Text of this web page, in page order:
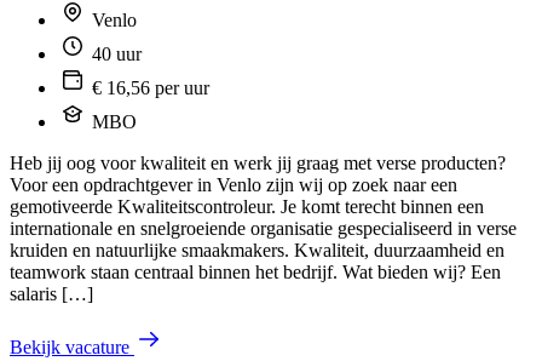
Venlo
40 uur
€ 16,56 per uur
MBO
Heb jij oog voor kwaliteit en werk jij graag met verse producten?
Voor een opdrachtgever in Venlo zijn wij op zoek naar een
gemotiveerde Kwaliteitscontroleur. Je komt terecht binnen een
internationale en snelgroeiende organisatie gespecialiseerd in verse
kruiden en natuurlijke smaakmakers. Kwaliteit, duurzaamheid en
teamwork staan centraal binnen het bedrijf. Wat bieden wij? Een
salaris […]
Bekijk vacature